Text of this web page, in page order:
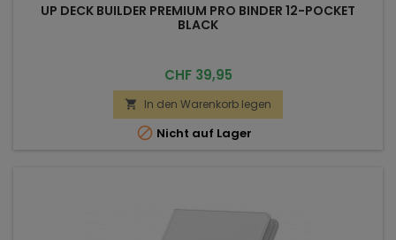
UP DECK BUILDER PREMIUM PRO BINDER 12-POCKET
BLACK
Preis
CHF 39,95
 In den Warenkorb legen
 Nicht auf Lager